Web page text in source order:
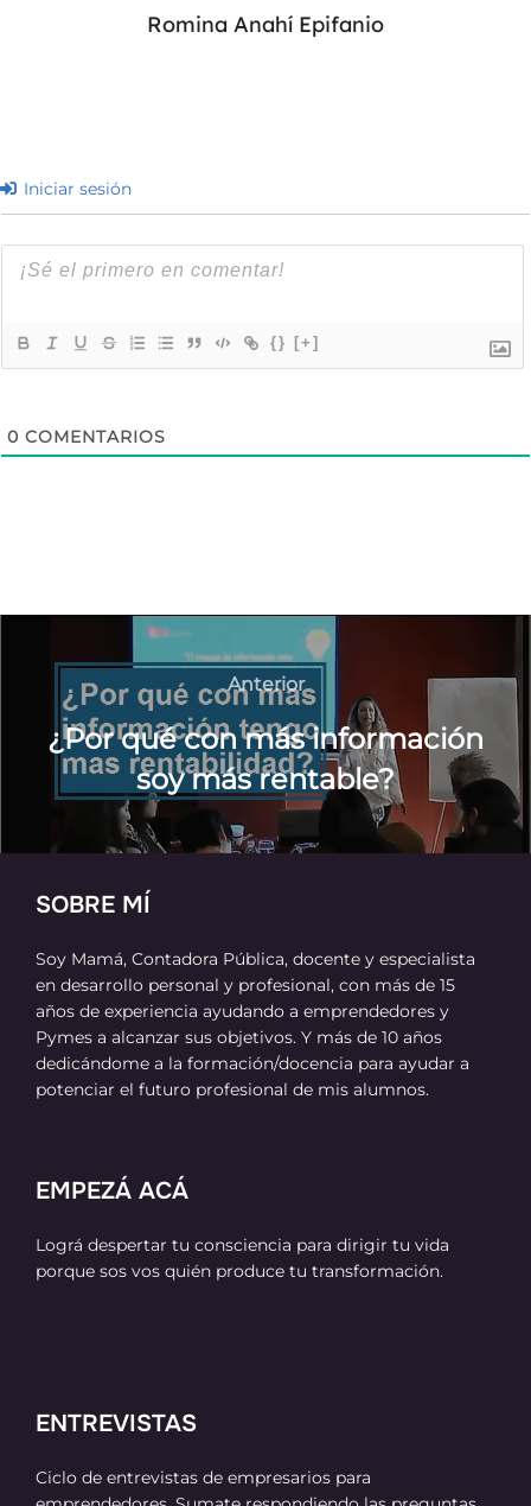
Romina Anahí Epifanio
Iniciar sesión
{} [+]
0 COMENTARIOS
Navegación
entradas
Anterior
Anterior
¿Por qué con más información
soy más rentable?
SOBRE MÍ
Soy Mamá, Contadora Pública, docente y especialista
en desarrollo personal y profesional, con más de 15
años de experiencia ayudando a emprendedores y
Pymes a alcanzar sus objetivos. Y más de 10 años
dedicándome a la formación/docencia para ayudar a
potenciar el futuro profesional de mis alumnos.
EMPEZÁ ACÁ
Lográ despertar tu consciencia para dirigir tu vida
porque sos vos quién produce tu transformación.
ENTREVISTAS
Ciclo de entrevistas de empresarios para